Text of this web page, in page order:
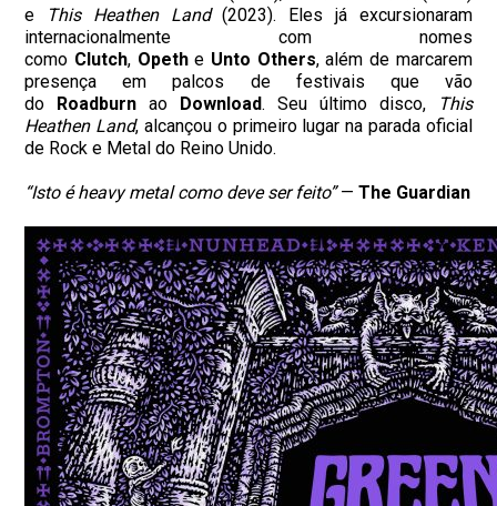
e
This Heathen Land(2023). Eles já excursionaram
internacionalmente com nomes
como Clutch, Opethe Unto Others, além de marcarem
presença em palcos de festivais que vão
do Roadburn ao Download. Seu último disco,
This
Heathen Land, alcançou o primeiro lugar na parada oficial
de Rock e Metal do Reino Unido.
“Isto é heavy metal como deve ser feito”—The Guardian